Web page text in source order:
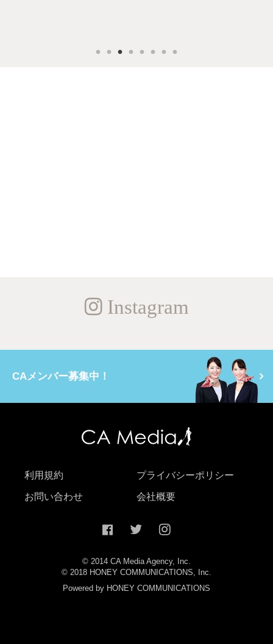
Instagram
CAメンバー募集中！
利用規約 プライバシーポリシー
お問い合わせ 会社概要
© 2014 CA Media Agency, Inc.
© 2018 HONEY COMMUNICATIONS, Inc.
Powered by HONEY COMMUNICATIONS